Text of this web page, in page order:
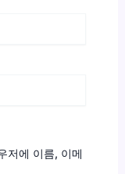
저에 이름, 이메